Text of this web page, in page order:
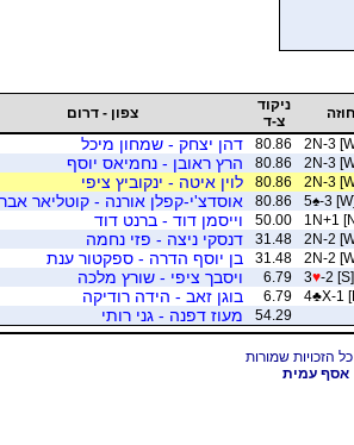
חוזה
ניקוד
צ-ד
צפון - דרום
2N-3
80.86 דהן יצחק - שמחון מיכל
2N-3
80.86 הרץ ראובן - נחמיאס יוסף
2N-3
80.86 לוין איטה - ינקוביץ ציפי
5♠-3
80.86 אוסדצ'י-קפלן אורנה - קוטליאר
1N+1
50.00 וייסמן דוד - ברנט דוד
2N-2
31.48 דנסקי ניצה - פזי נחמה
2N-2
31.48 בן יוסף הדרה - ספקטור ענת
3♥-2 [S]
6.79 ויסבך ציפי - שורץ מלכה
4♣X-1
6.79 בוגן זאב - הידה רודיקה
54.29 מעוז דפנה - גני רותי
אסף עמית